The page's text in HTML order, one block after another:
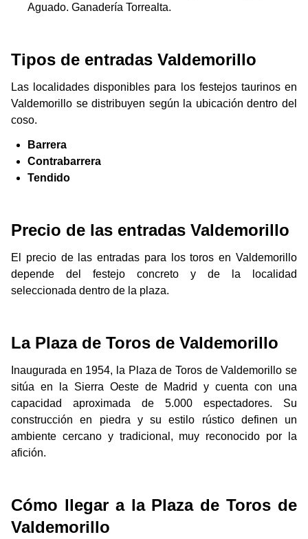
Aguado. Ganadería Torrealta.
Tipos de entradas Valdemorillo
Las localidades disponibles para los festejos taurinos en
Valdemorillo se distribuyen según la ubicación dentro del
coso.
Barrera
Contrabarrera
Tendido
Precio de las entradas Valdemorillo
El precio de las entradas para los toros en Valdemorillo
depende del festejo concreto y de la localidad
seleccionada dentro de la plaza.
La Plaza de Toros de Valdemorillo
Inaugurada en 1954, la Plaza de Toros de Valdemorillo se
sitúa en la Sierra Oeste de Madrid y cuenta con una
capacidad aproximada de 5.000 espectadores. Su
construcción en piedra y su estilo rústico definen un
ambiente cercano y tradicional, muy reconocido por la
afición.
Cómo llegar a la Plaza de Toros de
Valdemorillo